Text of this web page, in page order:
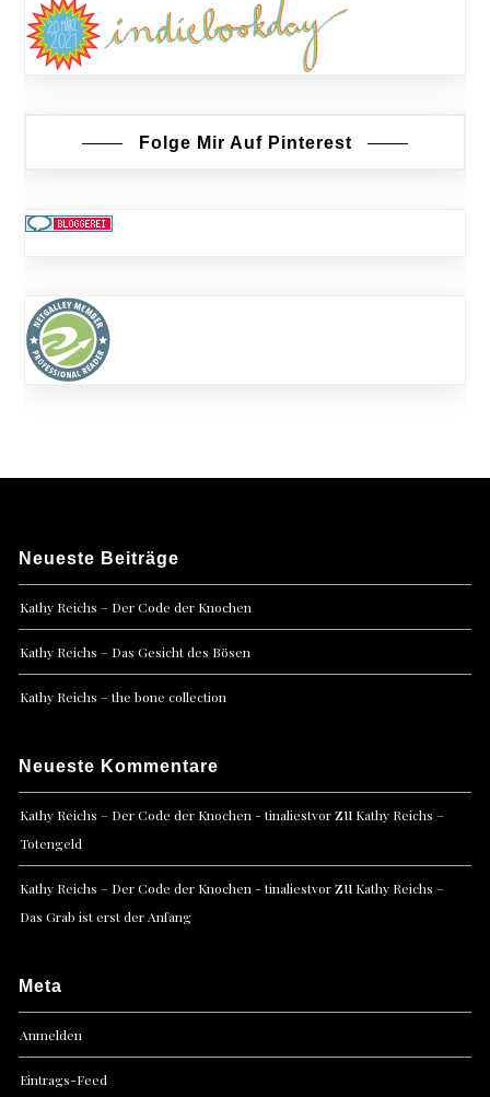
Folge Mir Auf Pinterest
Neueste Beiträge
Kathy Reichs – Der Code der Knochen
Kathy Reichs – Das Gesicht des Bösen
Kathy Reichs – the bone collection
Neueste Kommentare
Kathy Reichs – Der Code der Knochen - tinaliestvorzu Kathy Reichs –
Totengeld
Kathy Reichs – Der Code der Knochen - tinaliestvorzu Kathy Reichs –
Das Grab ist erst der Anfang
Meta
Anmelden
Eintrags-Feed